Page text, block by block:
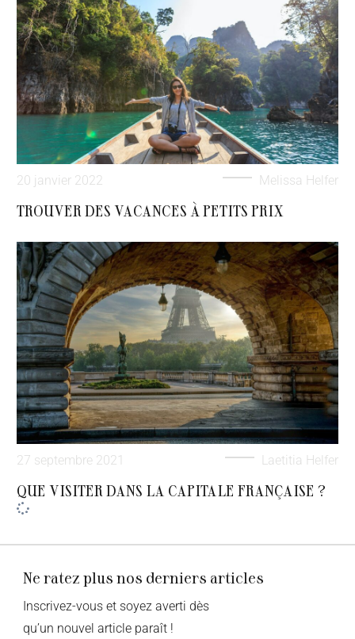
20 janvier 2022 Melissa Helfer
TROUVER DES VACANCES À PETITS PRIX
27 septembre 2021 Laetitia Helfer
QUE VISITER DANS LA CAPITALE FRANÇAISE ?
Ne ratez plus nos derniers articles
Inscrivez-vous et soyez averti dès
qu’un nouvel article paraît !